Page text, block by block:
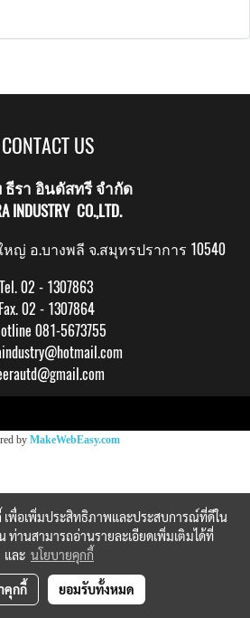
CONTACT US
ธีรา อินดัสทรี จำกัด
INDUSTRY CO.,LTD.
ญ่ อ.บางพลี จ.สมุทรปราการ 10540
Tel. 02 - 1307863
Fax. 02 - 1307864
081-5673755
by MakeWebEasy.com
เพื่อเพิ่มประสิทธิภาพและประสบการณ์ที่ดีใน
ท่านสามารถอ่านรายละเอียดเพิ่มเติมได้ที่
และ นโยบายคุกกี้
คุกกี้ ยอมรับทั้งหมด